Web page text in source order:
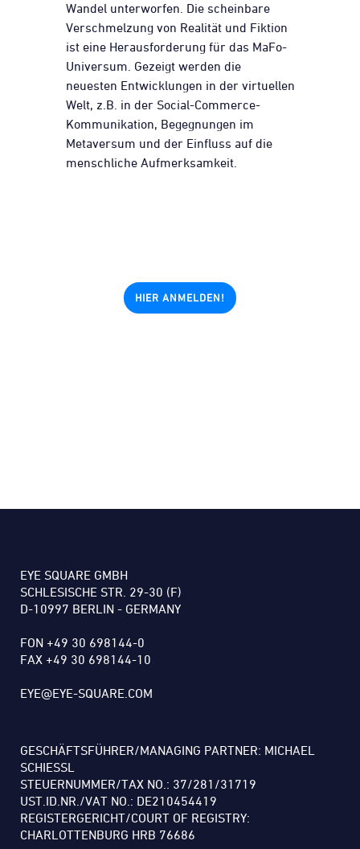
Wandel unterworfen. Die scheinbare
Verschmelzung von Realität und Fiktion
ist eine Herausforderung für das MaFo-
Universum. Gezeigt werden die
neuesten Entwicklungen in der virtuellen
Welt, z.B. in der Social-Commerce-
Kommunikation, Begegnungen im
Metaversum und der Einfluss auf die
menschliche Aufmerksamkeit.
HIER ANMELDEN!
EYE SQUARE GMBH
SCHLESISCHE STR. 29-30 (F)
D-10997 BERLIN - GERMANY
FON +49 30 698144-0
FAX +49 30 698144-10
EYE@EYE-SQUARE.COM
GESCHÄFTSFÜHRER/MANAGING PARTNER: MICHAEL
SCHIESSL
STEUERNUMMER/TAX NO.: 37/281/31719
UST.ID.NR./VAT NO.: DE210454419
REGISTERGERICHT/COURT OF REGISTRY:
CHARLOTTENBURG HRB 76686